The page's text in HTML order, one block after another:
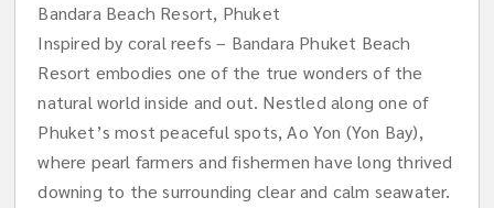
Bandara Beach Resort, Phuket
Inspired by coral reefs – Bandara Phuket Beach
Resort embodies one of the true wonders of the
natural world inside and out. Nestled along one of
Phuket’s most peaceful spots, Ao Yon (Yon Bay),
where pearl farmers and fishermen have long thrived
downing to the surrounding clear and calm seawater.